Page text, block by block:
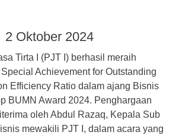
2 Oktober 2024
Tirta I (PJT I) berhasil meraih
Achievement for Outstanding
Efficiency Ratio dalam ajang Bisnis
BUMN Award 2024. Penghargaan
oleh Abdul Razaq, Kepala Sub
mewakili PJT I, dalam acara yang